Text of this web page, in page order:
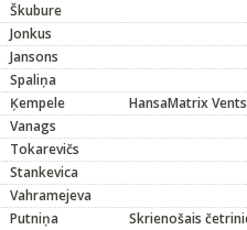
Škubure
Jonkus
Jansons
Spaliņa
Ķempele
HansaMatrix
Vanags
Tokarevičs
Stankevica
Vahramejeva
Putniņa Skrienošais